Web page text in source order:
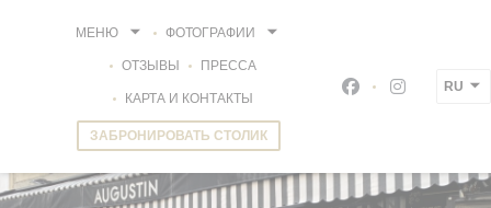
МЕНЮ ФОТОГРАФИИ
ОТЗЫВЫ ПРЕССА
КАРТА И КОНТАКТЫ
ЗАБРОНИРОВАТЬ СТОЛИК
FacebookInstagram
RU